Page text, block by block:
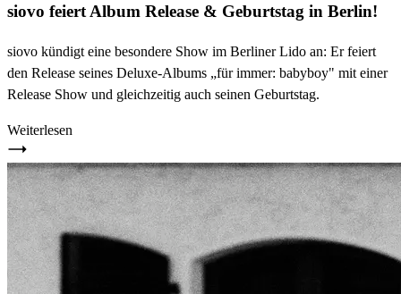
siovo feiert Album Release & Geburtstag in Berlin!
siovo kündigt eine besondere Show im Berliner Lido an: Er feiert
den Release seines Deluxe-Albums „für immer: babyboy" mit einer
Release Show und gleichzeitig auch seinen Geburtstag.
Weiterlesen